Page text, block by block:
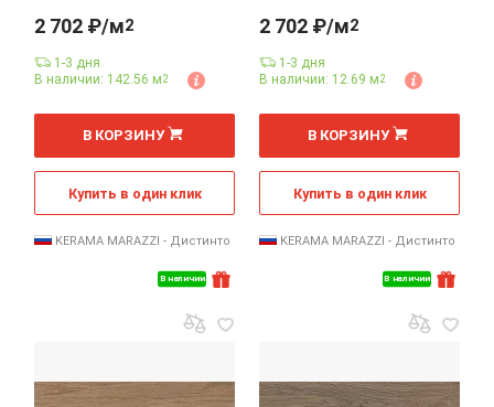
В наличии
2 702 ₽/м2
1-3 дня
В наличии: 142.56 м2
м
В КОРЗИНУ
Купить в один клик
KERAMA MARAZZI - Дистинто
В наличии
2 702 ₽/м2
1-3 дня
В наличии: 12.69 м2
м
В КОРЗИНУ
Купить в один клик
KERAMA MARAZZI - Дистинто